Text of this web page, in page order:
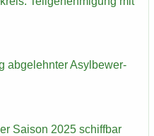
ab­ge­lehn­ter Asyl­be­wer­
Sai­son 2025 schiff­bar